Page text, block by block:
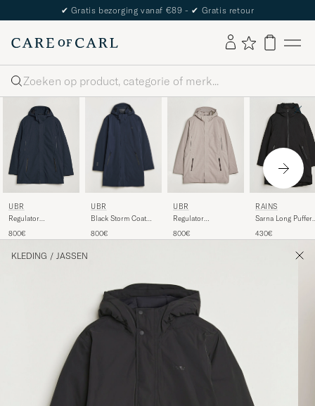
✔ Gratis bezorging vanaf €89 - ✔ Gratis retour
Zoeken
UBR
Regulator
Navy
800€
UBR
Black Storm Coat
800€
UBR
Regulator
Drift Wood
800€
RAINS
Sarna Long Puffer
430€
KLEDING / JASSEN